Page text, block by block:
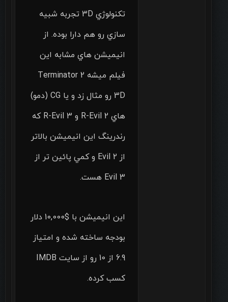
تكنولوژي 3D تجربه شبيه
سازي رو هم دارا بوده. از
انيميشن هاي مشابه اين
فيلم ميشه Terminator 2
3D رو مثال زد و يا CG (دمو)
هاي R-Evil 2 و R-Evil 3 كه
رندرينگ اين انيميشن بالاتر
از Evil 2 و كمي پائين تر از
Evil 3 هست.
اين انيميشن با $10,000 دلار
بودجه ساخته شده و امتياز
6.9 از 10 رو از سايت IMDB
كسب كرده.